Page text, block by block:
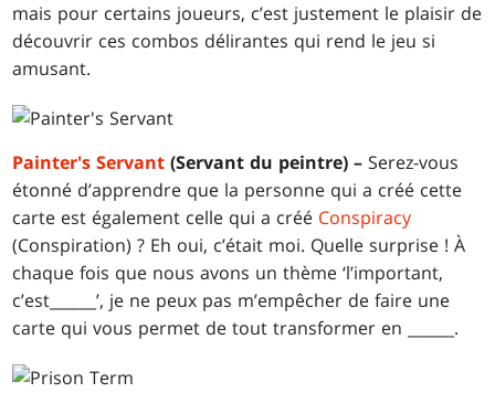
mais pour certains joueurs, c’est justement le plaisir de
découvrir ces combos délirantes qui rend le jeu si
amusant.
Painter's Servant (Servant du peintre) – Serez-vous
étonné d’apprendre que la personne qui a créé cette
carte est également celle qui a créé Conspiracy
(Conspiration) ? Eh oui, c’était moi. Quelle surprise ! À
chaque fois que nous avons un thème ‘l’important,
c’est______’, je ne peux pas m’empêcher de faire une
carte qui vous permet de tout transformer en ______.